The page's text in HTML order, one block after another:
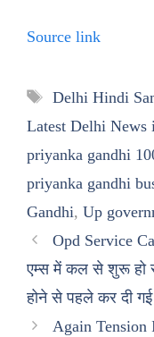
Source link
Tags
Delhi Hindi
Latest Delhi News
priyanka gandhi
priyanka gandhi
Gandhi, Up
Opd Service
एम्स में कल से शुरू हो
होने से पहले कर दी
Again Tension